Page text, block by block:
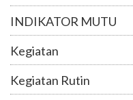
INDIKATOR MUTU
Kegiatan
Kegiatan Rutin